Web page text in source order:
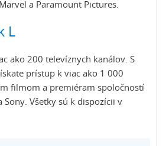
a Paramount Pictures.
L
ako 200 televíznych kanálov. S
prístup k viac ako 1 000
filmom a premiéram spoločností
Sony. Všetky sú k dispozícii v